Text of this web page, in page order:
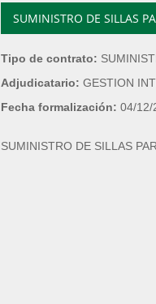
SUMINISTRO DE SILLAS
Tipo de contrato:
Adjudicatario: GESTION
Fecha formalización: 04/12/
SUMINISTRO DE SILLAS